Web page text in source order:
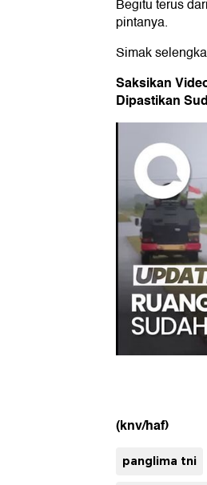
Begitu terus
pintanya.
Simak
Saksikan
Dipastikan
(knv/haf)
panglima tni